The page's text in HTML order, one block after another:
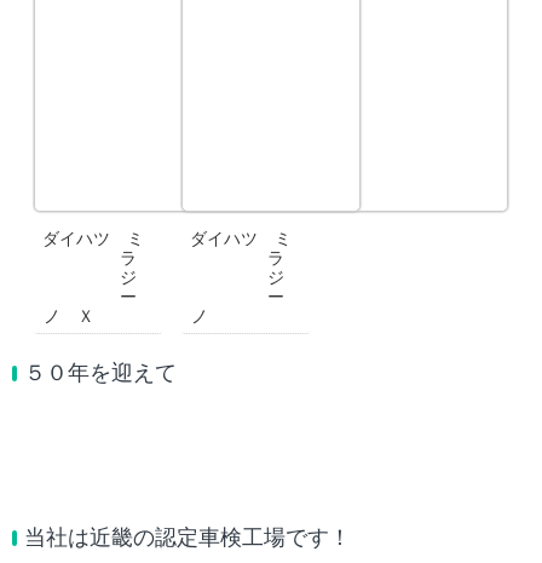
ダイハツ ミ
ラ
ジ
ー
ノ Ｘ
ダイハツ ミ
ラ
ジ
ー
ノ
５０年を迎えて
当社は近畿の認定車検工場です！